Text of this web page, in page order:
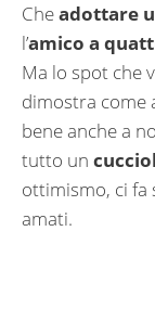
Cheadottare
l’amico a
Ma lo spot che
dimostra come
bene anche a
tutto un
ottimismo, ci fa
amati.